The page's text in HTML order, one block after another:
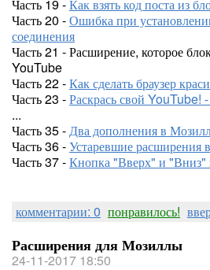
Часть 19 -Как взять код поста из
Часть 20 -Ошибка при
соединения
Часть 21 - Расширение, которое
YouTube
Часть 22 -Как сделать браузер
Часть 23 -Раскрась свой YouTube!
...
Часть 35 -Два дополнения в
Часть 36 -Устаревшие расширения
Часть 37 -Кнопка "Вверх" и "Вниз"
комментарии: 0 понравилось!
Расширения для Мозиллы
24-11-2017 18:50